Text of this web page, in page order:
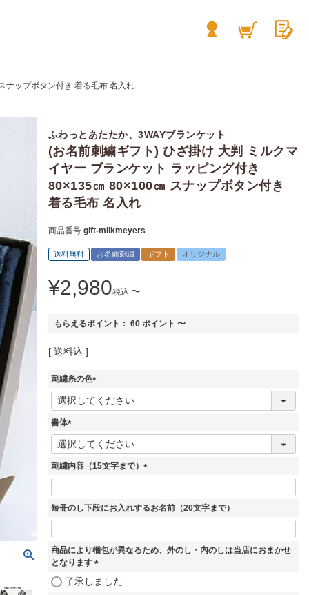
ナップボタン付き 着る毛布 名入れ
ふわっとあたたか、3WAYブランケット
(お名前刺繍ギフト) ひざ掛け 大判 ミルクマ
イヤー ブランケット ラッピング付き
80×135㎝ 80×100㎝ スナップボタン付き
着る毛布 名入れ
商品番号 gift-milkmeyers
送料無料 お名前刺繍 ギフト オリジナル
¥2,980税込 〜
もらえるポイント： 60 ポイント 〜
送料込
刺繍糸の色
(
必
書体
(
必
須
刺繍内容（15文字まで）
(
必
須
)
短冊のし下段にお入れするお名前（20文字まで）
商品により梱包が異なるため、外のし・内のしは当店におまかせ
となります
(
了承しました